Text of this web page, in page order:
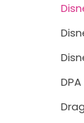
DPA